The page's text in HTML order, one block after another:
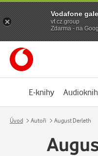
E-knihy
Úvod Autoři August Derleth
Vodafone
vf.cz.group
Zdarma - na